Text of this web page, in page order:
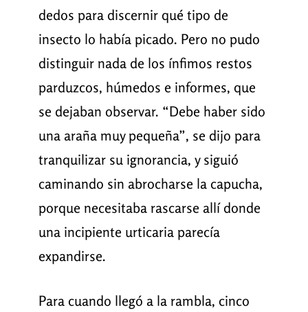
dedos para discernir qué tipo de
insecto lo había picado. Pero no pudo
distinguir nada de los ínfimos restos
parduzcos, húmedos e informes, que
se dejaban observar. “Debe haber sido
una araña muy pequeña”, se dijo para
tranquilizar su ignorancia, y siguió
caminando sin abrocharse la capucha,
porque necesitaba rascarse allí donde
una incipiente urticaria parecía
expandirse.
Para cuando llegó a la rambla, cinco